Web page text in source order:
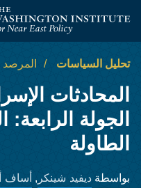
معهد واشنطن لسياسات
تحليل السياسات المرصد
المحادثات
الجولة
الطاولة
بواسطة ديفيد شينكر, أساف